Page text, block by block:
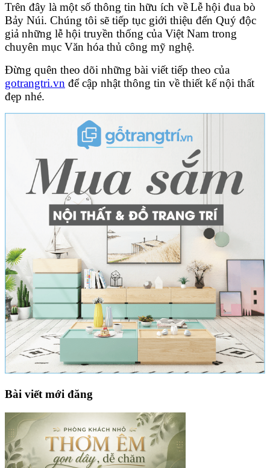
Trên đây là một số thông tin hữu ích vềLễ hội đua bò
Bảy Núi. Chúng tôi sẽ tiếp tục giới thiệu đến Quý độc
giả những lễ hội truyền thống của Việt Nam trong
chuyên mục Văn hóa thủ công mỹ nghệ.
Đừng quên theo dõi những bài viết tiếp theo của
gotrangtri.vn để cập nhật thông tin về thiết kế nội thất
đẹp nhé.
Bài viết mới đăng